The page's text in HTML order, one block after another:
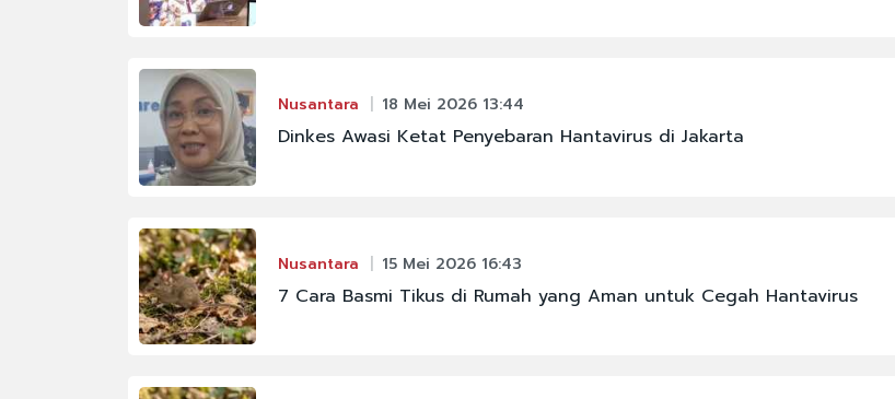
Nusantara 18 Mei 2026 13:44
Dinkes Awasi Ketat Penyebaran Hantavirus di Jakarta
Nusantara 15 Mei 2026 16:43
7 Cara Basmi Tikus di Rumah yang Aman untuk Cegah Hantavirus